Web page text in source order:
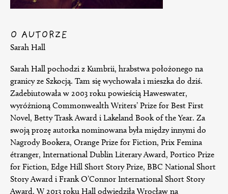
O AUTORZE
Sarah Hall
Sarah Hall pochodzi z Kumbrii, hrabstwa położonego na
granicy ze Szkocją. Tam się wychowała i mieszka do dziś.
Zadebiutowała w 2003 roku powieścią Haweswater,
wyróżnioną Commonwealth Writers’ Prize for Best First
Novel, Betty Trask Award i Lakeland Book of the Year. Za
swoją prozę autorka nominowana była między innymi do
Nagrody Bookera, Orange Prize for Fiction, Prix Femina
étranger, International Dublin Literary Award, Portico Prize
for Fiction, Edge Hill Short Story Prize, BBC National Short
Story Award i Frank O’Connor International Short Story
Award. W 2013 roku Hall odwiedziła Wrocław na